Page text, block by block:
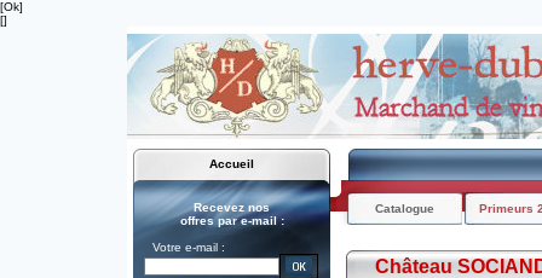
[Ok]
[]
Accueil
Recevez nos
offres par e-mail :
Votre e-mail :
Catalogue Primeurs
Château